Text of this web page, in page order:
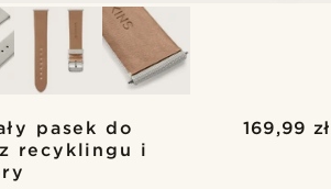
pasek do
recyklingu i
169,99 zł